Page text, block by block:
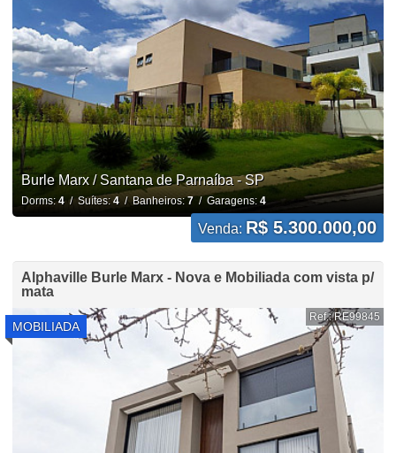
Burle Marx / Santana de Parnaíba - SP
Dorms:4/ Suítes: 4/ Banheiros:7/ Garagens: 4
Venda: R$ 5.300.000,00
Alphaville Burle Marx - Nova e Mobiliada com vista p/
mata
MOBILIADA
Ref.: RE99845